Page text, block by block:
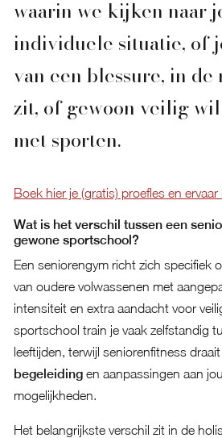
waarin we kijken naar
individuele situatie, of
van een blessure, in de
zit, of gewoon veilig
met sporten.
Boek hier je (gratis) proefles en
Wat is het verschil tussen een
gewone sportschool?
Een seniorengym richt zich specifiek
van oudere volwassenen met
intensiteit en extra aandacht voor
sportschool train je vaak zelfstandig
leeftijden, terwijl seniorenfitness
begeleidingen aanpassingen aan
mogelijkheden.
Het belangrijkste verschil zit in de